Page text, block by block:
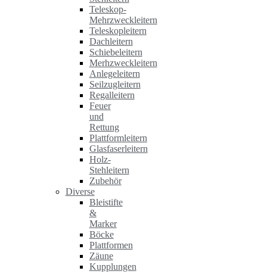
Teleskop-
Mehrzweckleitern
Teleskopleitern
Dachleitern
Schiebeleitern
Merhzweckleitern
Anlegeleitern
Seilzugleitern
Regalleitern
Feuer
und
Rettung
Plattformleitern
Glasfaserleitern
Holz-
Stehleitern
Zubehör
Diverse
Bleistifte
&
Marker
Böcke
Plattformen
Zäune
Kupplungen